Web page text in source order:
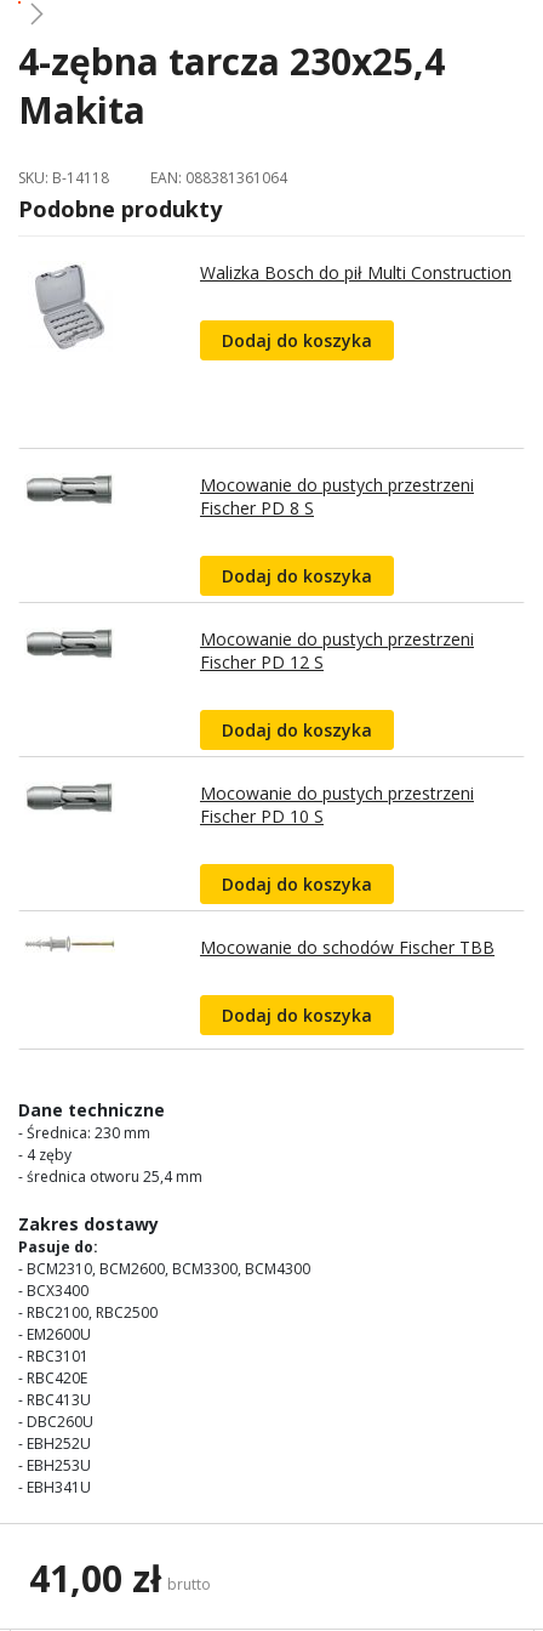
Skip
the
of
images
4-zębna tarcza 230x25,4
Makita
SKU: B-14118 EAN: 088381361064
Podobne produkty
Walizka Bosch do pił Multi Construction
Dodaj do koszyka
Mocowanie do pustych przestrzeni
Fischer PD 8 S
Dodaj do koszyka
Mocowanie do pustych przestrzeni
Fischer PD 12 S
Dodaj do koszyka
Mocowanie do pustych przestrzeni
Fischer PD 10 S
Dodaj do koszyka
Mocowanie do schodów Fischer TBB
Dodaj do koszyka
Dane techniczne
- Średnica: 230 mm
- 4 zęby
- średnica otworu 25,4 mm
Zakres dostawy
Pasuje do:
- BCM2310, BCM2600, BCM3300, BCM4300
- BCX3400
- RBC2100, RBC2500
- EM2600U
- RBC3101
- RBC420E
- RBC413U
- DBC260U
- EBH252U
- EBH253U
- EBH341U
41,00 zł brutto